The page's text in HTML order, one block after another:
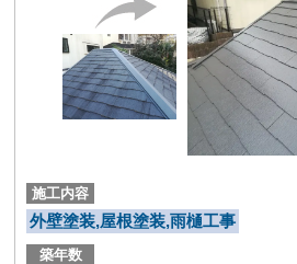
施工内容
外壁塗装,屋根塗装,雨樋工事
築年数